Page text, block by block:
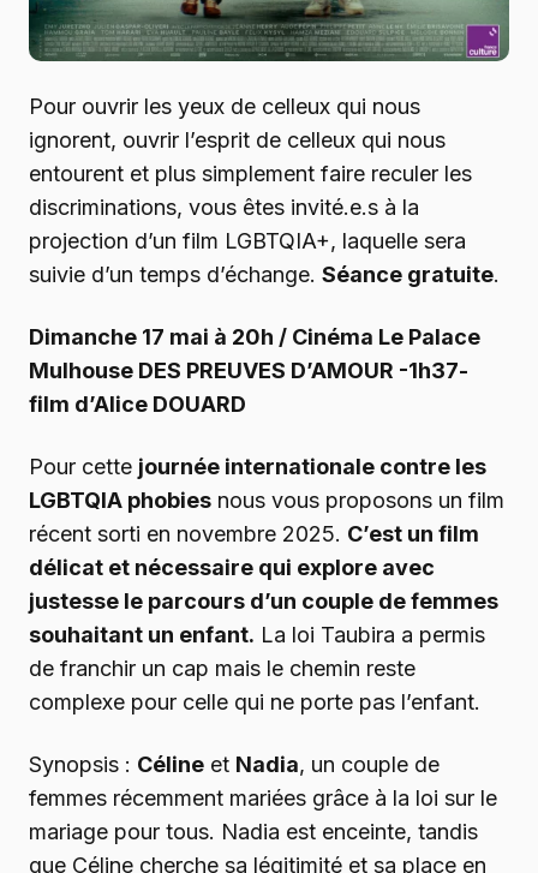
Pour ouvrir les yeux de celleux qui nous
ignorent, ouvrir l’esprit de celleux qui nous
entourent et plus simplement faire reculer les
discriminations, vous êtes invité.e.s à la
projection d’un film LGBTQIA+, laquelle sera
suivie d’un temps d’échange. Séance gratuite.
Dimanche 17 mai à 20h / Cinéma Le Palace
Mulhouse DES PREUVES D’AMOUR -1h37-
film d’Alice DOUARD
Pour cette journée internationale contre les
LGBTQIA phobies nous vous proposons un film
récent sorti en novembre 2025. C’est un film
délicat et nécessaire qui explore avec
justesse le parcours d’un couple de femmes
souhaitant un enfant. La loi Taubira a permis
de franchir un cap mais le chemin reste
complexe pour celle qui ne porte pas l’enfant.
Synopsis : Céline et Nadia, un couple de
femmes récemment mariées grâce à la loi sur le
mariage pour tous. Nadia est enceinte, tandis
que Céline cherche sa légitimité et sa place en